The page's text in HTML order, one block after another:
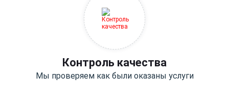
Контроль качества
Мы проверяем как были оказаны услуги